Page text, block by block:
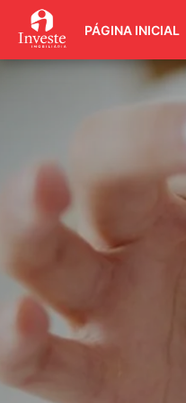
PÁGINA INICIAL